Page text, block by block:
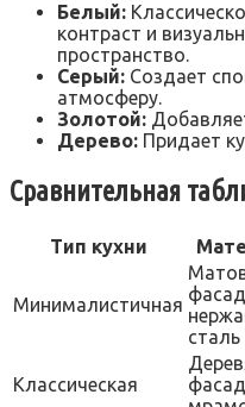
Белый:
контраст и
пространство.
Серый: Создает
атмосферу.
Золотой:
Дерево: Придает
Сравнительная
Тип кухни
Минималистичная
сталь
Классическая